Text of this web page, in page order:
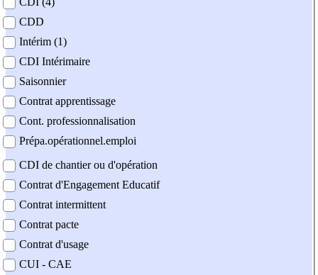
CDD
Intérim (1)
CDI Intérimaire
Saisonnier
Contrat apprentissage
Cont. professionnalisation
Prépa.opérationnel.emploi
CDI de chantier ou d'opération
Contrat d'Engagement Educatif
Contrat intermittent
Contrat pacte
Contrat d'usage
CUI - CAE